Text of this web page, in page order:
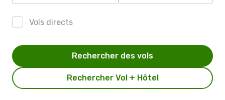
Vols directs
Rechercher Vol + Hôtel
Rechercher des vols